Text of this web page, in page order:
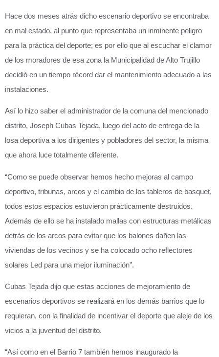
Hace dos meses atrás dicho escenario deportivo se encontraba
en mal estado, al punto que representaba un inminente peligro
para la práctica del deporte; es por ello que al escuchar el clamor
de los moradores de esa zona la Municipalidad de Alto Trujillo
decidió en un tiempo récord dar el mantenimiento adecuado a las
instalaciones.
Así lo hizo saber el administrador de la comuna del mencionado
distrito, Joseph Cubas Tejada, luego del acto de entrega de la
losa deportiva a los dirigentes y pobladores del sector, la misma
que ahora luce totalmente diferente.
“Como se puede observar hemos hecho mejoras al campo
deportivo, tribunas, arcos y el cambio de los tableros de basquet,
todos estos espacios estuvieron prácticamente destruidos.
Además de ello se ha instalado mallas con estructuras metálicas
detrás de los arcos para evitar que los balones dañen las
viviendas de los vecinos y se ha colocado ocho reflectores
solares Led para una mejor iluminación”.
Cubas Tejada dijo que estas acciones de mejoramiento de
escenarios deportivos se realizará en los demás barrios que lo
requieran, con la finalidad de incentivar el deporte que aleje de los
vicios a la juventud del distrito.
“Así como en el Barrio 7 también hemos inaugurado la